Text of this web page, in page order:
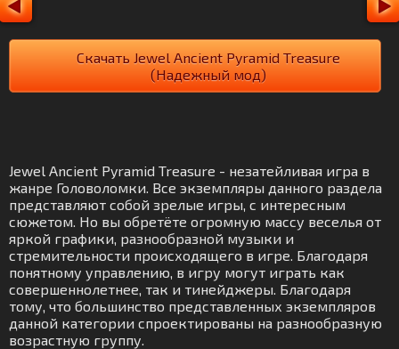
Скачать Jewel Ancient Pyramid Treasure
(Надежный мод)
Jewel Ancient Pyramid Treasure - незатейливая игра в
жанре Головоломки. Все экземпляры данного раздела
представляют собой зрелые игры, с интересным
сюжетом. Но вы обретёте огромную массу веселья от
яркой графики, разнообразной музыки и
стремительности происходящего в игре. Благодаря
понятному управлению, в игру могут играть как
совершеннолетнее, так и тинейджеры. Благодаря
тому, что большинство представленных экземпляров
данной категории спроектированы на разнообразную
возрастную группу.